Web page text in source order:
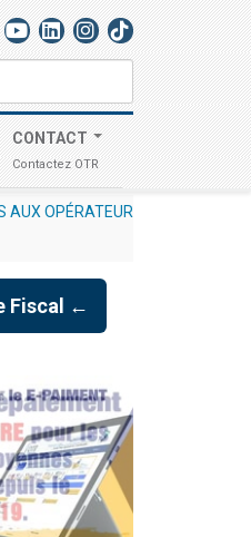
CONTACT
Contactez OTR
L'EXCLUSIVITÉ DES
Fiscal ←